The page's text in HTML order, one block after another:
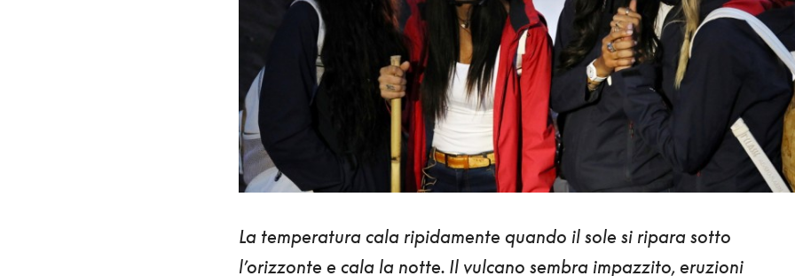
La temperatura cala ripidamente quando il sole si ripara sotto
l’orizzonte e cala la notte. Il vulcano sembra impazzito, eruzioni